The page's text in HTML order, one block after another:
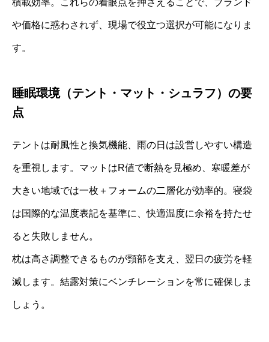
や価格に惑わされず、現場で役立つ選択が可能になりま
す。
睡眠環境（テント・マット・シュラフ）の要
点
テントは耐風性と換気機能、雨の日は設営しやすい構造
を重視します。マットはR値で断熱を見極め、寒暖差が
大きい地域では一枚＋フォームの二層化が効率的。寝袋
は国際的な温度表記を基準に、快適温度に余裕を持たせ
ると失敗しません。
枕は高さ調整できるものが頸部を支え、翌日の疲労を軽
減します。結露対策にベンチレーションを常に確保しま
しょう。